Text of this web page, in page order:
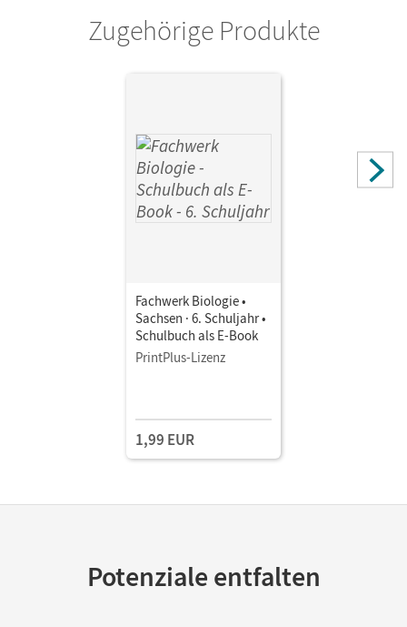
Zugehörige Produkte
Fachwerk Biologie •
Sachsen · 6. Schuljahr •
Schulbuch als E-Book
PrintPlus-Lizenz
1,99 EUR
Potenziale entfalten